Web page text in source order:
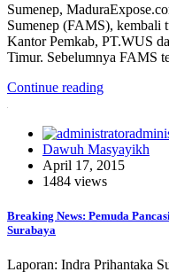
Sumenep,
Sumenep (FAMS), kembali
Kantor Pemkab, PT.WUS
Timur. Sebelumnya FAMS
Continue reading
Dawuh Masyayikh
April 17, 2015
Breaking News: Pemuda